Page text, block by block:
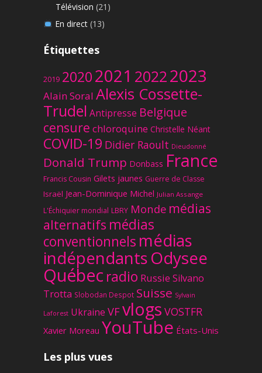
Télévision (21)
En direct(13)
Étiquettes
2019 20202021 20222023
Alain Soral Alexis Cossette-
Trudel Antipresse Belgique
censure chloroquine Christelle Néant
COVID-19 Didier Raoult Dieudonné
Donald Trump Donbass France
Francis Cousin Gilets jaunes Guerre de Classe
Israël Jean-Dominique Michel Julian Assange
L'Échiquier mondial LBRY Monde médias
alternatifs médias
conventionnels médias
indépendantsOdysee
Québec radio Russie Silvano
Trotta Slobodan Despot Suisse Sylvain
Laforest Ukraine VFvlogs VOSTFR
Xavier Moreau YouTube États-Unis
Les plus vues